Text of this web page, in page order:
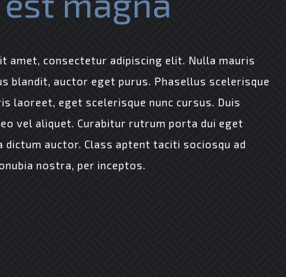
amet, consectetur adipiscing elit. Nulla mauris
blandit, auctor eget purus. Phasellus scelerisque
laoreet, eget scelerisque nunc cursus. Duis
vel aliquet. Curabitur rutrum porta dui eget
dictum auctor. Class aptent taciti sociosqu ad
nostra, per inceptos.